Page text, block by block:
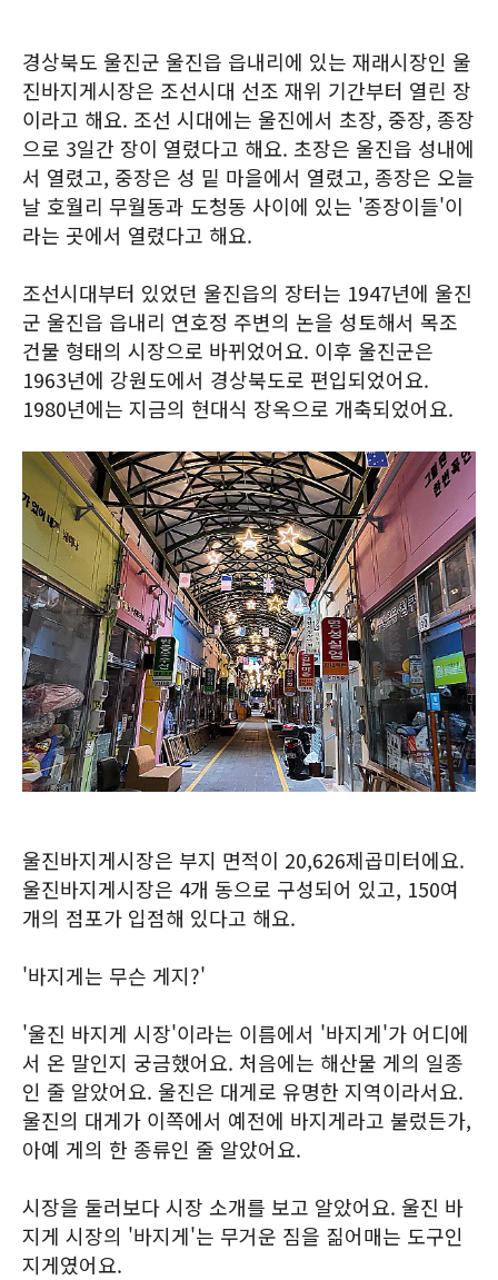
경상북도 울진군 울진읍 읍내리에 있는 재래시장인 울
진바지게시장은 조선시대 선조 재위 기간부터 열린 장
이라고 해요. 조선 시대에는 울진에서 초장, 중장, 종장
으로 3일간 장이 열렸다고 해요. 초장은 울진읍 성내에
서 열렸고, 중장은 성 밑 마을에서 열렸고, 종장은 오늘
날 호월리 무월동과 도청동 사이에 있는 '종장이들'이
라는 곳에서 열렸다고 해요.
조선시대부터 있었던 울진읍의 장터는 1947년에 울진
군 울진읍 읍내리 연호정 주변의 논을 성토해서 목조
건물 형태의 시장으로 바뀌었어요. 이후 울진군은
1963년에 강원도에서 경상북도로 편입되었어요.
1980년에는 지금의 현대식 장옥으로 개축되었어요.
울진바지게시장은 부지 면적이 20,626제곱미터에요.
울진바지게시장은 4개 동으로 구성되어 있고, 150여
개의 점포가 입점해 있다고 해요.
'바지게는 무슨 게지?'
'울진 바지게 시장'이라는 이름에서 '바지게'가 어디에
서 온 말인지 궁금했어요. 처음에는 해산물 게의 일종
인 줄 알았어요. 울진은 대게로 유명한 지역이라서요.
울진의 대게가 이쪽에서 예전에 바지게라고 불렀든가,
아예 게의 한 종류인 줄 알았어요.
시장을 둘러보다 시장 소개를 보고 알았어요. 울진 바
지게 시장의 '바지게'는 무거운 짐을 짊어매는 도구인
지게였어요.